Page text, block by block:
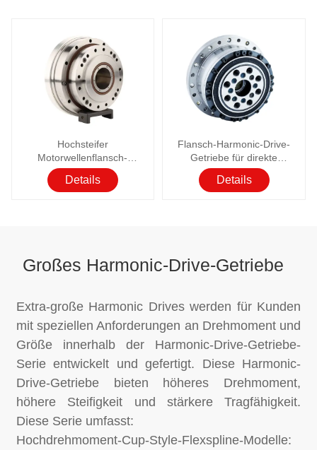
Hochsteifer
Motorwellenflansch-
Harmonic-Drive-Getriebe
Details
Flansch-Harmonic-Drive-
Getriebe für direkte
Motorverbindung
Details
Großes Harmonic-Drive-Getriebe
Extra-große Harmonic Drives werden für Kunden
mit speziellen Anforderungen an Drehmoment und
Größe innerhalb der Harmonic-Drive-Getriebe-
Serie entwickelt und gefertigt. Diese Harmonic-
Drive-Getriebe bieten höheres Drehmoment,
höhere Steifigkeit und stärkere Tragfähigkeit.
Diese Serie umfasst:
Hochdrehmoment-Cup-Style-Flexspline-Modelle: